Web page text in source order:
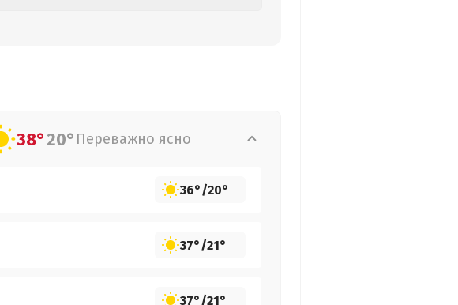
38°20° Переважно ясно
36°/20°
37°/21°
37°/21°